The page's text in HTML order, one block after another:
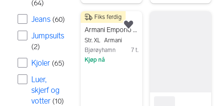
(64)
Jeans (60)
Jumpsuits
(2)
Kjoler (65)
Luer,
skjerf og
votter (10)
1 000 kr
Armani Emporio EA7 vinterjakke str XL
Str. XL Armani
Bjørøyhamn
7 t.
Kjøp nå
Fiks ferdig
Legg til som favoritt.